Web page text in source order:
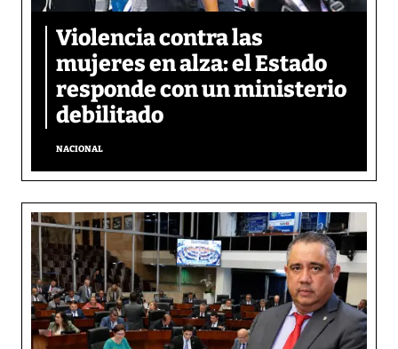
Violencia contra las
mujeres en alza: el Estado
responde con un ministerio
debilitado
NACIONAL